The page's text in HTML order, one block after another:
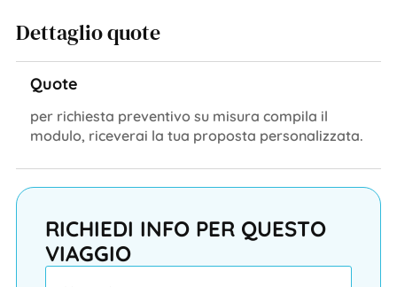
Dettaglio quote
Quote
per richiesta preventivo su misura compila il
modulo, riceverai la tua proposta personalizzata.
RICHIEDI INFO PER QUESTO
VIAGGIO